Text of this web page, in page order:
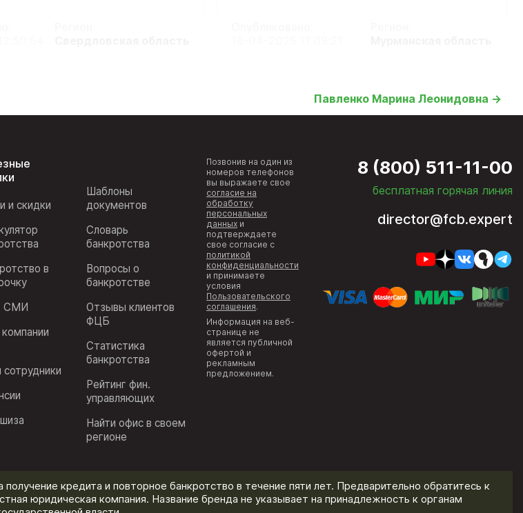
Павленко Марина Леонидовна →
и скидки
в
СМИ
Шаблоны
документов
Словарь
банкротства
Вопросы о
банкротстве
Отзывы клиентов
ФЦБ
Статистика
банкротства
Рейтинг фин.
управляющих
Найти офис в своем
регионе
Позвонив на один из
номеров телефонов
вы выражаете свое
согласие на
обработку
персональных
данных и
подтверждаете
свое согласие с
политикой
конфиденциальности
и принимаете
условия
Пользовательского
соглашения.
Информация на веб-
странице не
является публичной
офертой и
рекламным
предложением.
8 (800) 511-11-00
бесплатная горячая линия
director@fcb.expert
кредита и повторное банкротство в течение пяти лет. Предварительно обратитесь к
юридическая компания. Название бренда не указывает на принадлежность к органам